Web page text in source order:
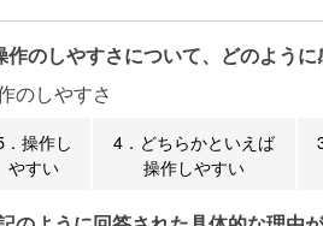
作のしやすさについて、どのよう
のしやすさ
．操作し
やすい
4．どちらかといえば
操作しやすい